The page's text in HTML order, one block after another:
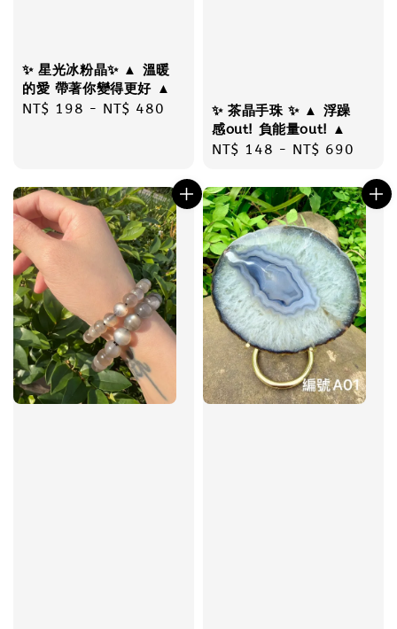
✨ 星光冰粉晶✨ ▲ 溫暖
的愛 帶著你變得更好 ▲
Regular
NT$ 198 - NT$ 480
✨ 茶晶手珠 ✨ ▲ 浮躁
感out! 負能量out! ▲
Regular
NT$ 148 - NT$ 690